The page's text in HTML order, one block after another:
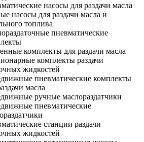
насосы для раздачи масла
насосы для раздачи масла и
топлива
пневматические
комплекты для раздачи масла
комплекты раздачи
жидкостей
пневматические комплекты
масла
ручные маслораздатчики
пневматические
станции раздачи
жидкостей